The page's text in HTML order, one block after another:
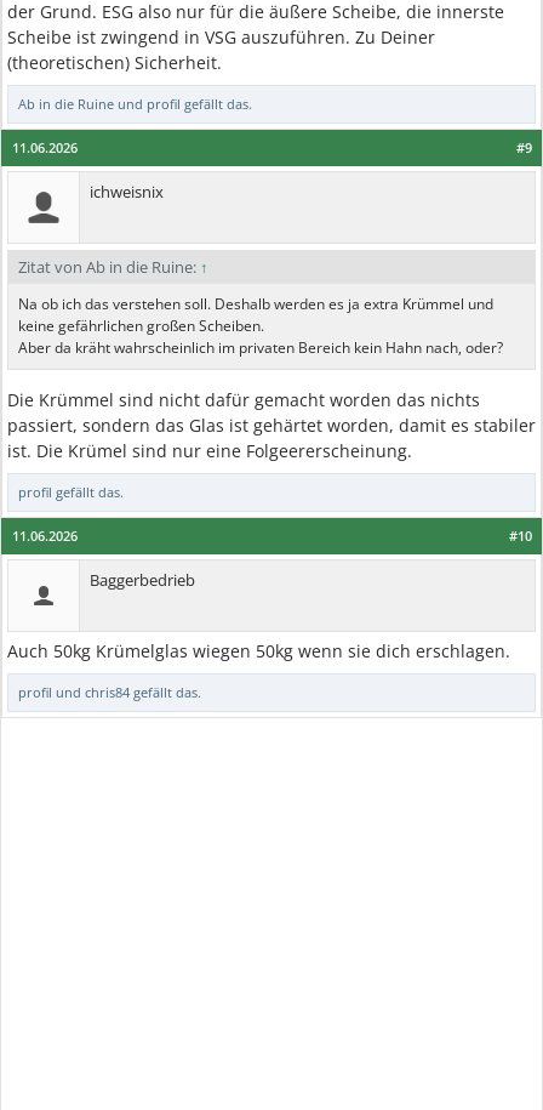
der Grund. ESG also nur für die äußere Scheibe, die innerste
Scheibe ist zwingend in VSG auszuführen. Zu Deiner
(theoretischen) Sicherheit.
Ab in die Ruine und profil gefällt das.
#9
11.06.2026
ichweisnix
Zitat von Ab in die Ruine: ↑
Na ob ich das verstehen soll. Deshalb werden es ja extra Krümmel und
keine gefährlichen großen Scheiben.
Aber da kräht wahrscheinlich im privaten Bereich kein Hahn nach, oder?
Die Krümmel sind nicht dafür gemacht worden das nichts
passiert, sondern das Glas ist gehärtet worden, damit es stabiler
ist. Die Krümel sind nur eine Folgeererscheinung.
profil gefällt das.
#10
11.06.2026
Baggerbedrieb
Auch 50kg Krümelglas wiegen 50kg wenn sie dich erschlagen.
profil und chris84 gefällt das.